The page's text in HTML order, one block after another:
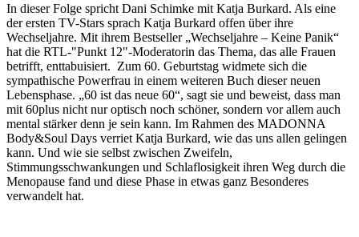
In dieser Folge spricht Dani Schimke mit Katja Burkard. Als eine
der ersten TV-Stars sprach Katja Burkard offen über ihre
Wechseljahre. Mit ihrem Bestseller „Wechseljahre – Keine Panik“
hat die RTL-"Punkt 12"-Moderatorin das Thema, das alle Frauen
betrifft, enttabuisiert. Zum 60. Geburtstag widmete sich die
sympathische Powerfrau in einem weiteren Buch dieser neuen
Lebensphase. „60 ist das neue 60“, sagt sie und beweist, dass man
mit 60plus nicht nur optisch noch schöner, sondern vor allem auch
mental stärker denn je sein kann. Im Rahmen des MADONNA
Body&Soul Days verriet Katja Burkard, wie das uns allen gelingen
kann. Und wie sie selbst zwischen Zweifeln,
Stimmungsschwankungen und Schlaflosigkeit ihren Weg durch die
Menopause fand und diese Phase in etwas ganz Besonderes
verwandelt hat.